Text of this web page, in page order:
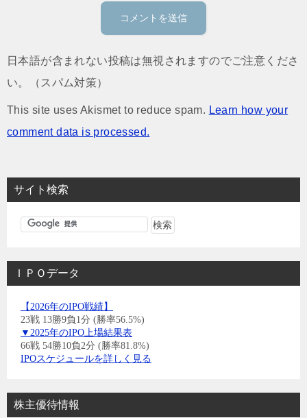
日本語が含まれない投稿は無視されますのでご注意くださ
い。（スパム対策）
This site uses Akismet to reduce spam. Learn how your
comment data is processed.
サイト検索
ＩＰＯデータ
【2026年のIPO戦績】
23戦 13勝9負1分 (勝率56.5%)
▼2025年のIPO上場結果表
66戦 54勝10負2分 (勝率81.8%)
IPOスケジュールを詳しく見る
株主優待情報